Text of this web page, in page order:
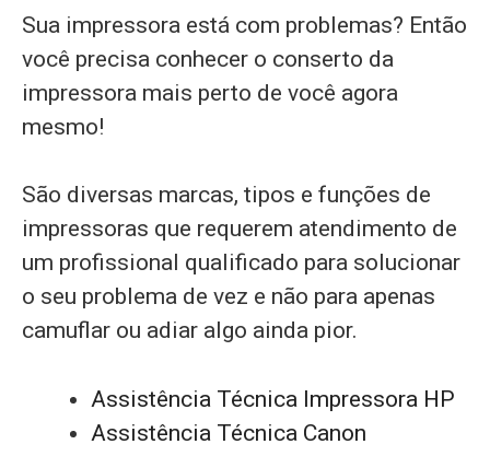
Sua impressora está com problemas? Então
você precisa conhecer o conserto da
impressora mais perto de você agora
mesmo!
São diversas marcas, tipos e funções de
impressoras que requerem atendimento de
um profissional qualificado para solucionar
o seu problema de vez e não para apenas
camuflar ou adiar algo ainda pior.
Assistência Técnica Impressora HP
Assistência Técnica Canon